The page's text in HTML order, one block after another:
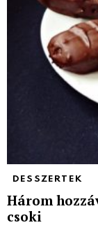
DESSZERTEK
Három
csoki